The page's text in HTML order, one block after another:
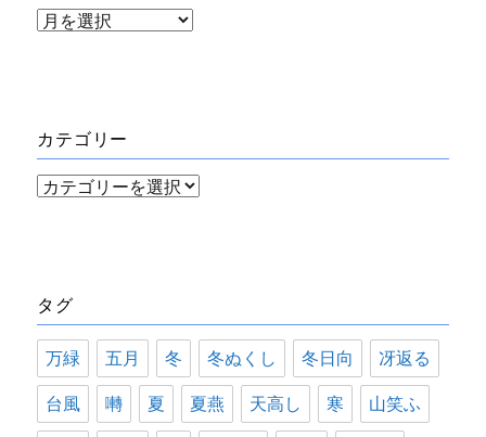
ア
ブ
カテゴリー
カ
ー
タグ
万緑 五月 冬 冬ぬくし 冬日向 冴返る
台風 囀 夏 夏燕 天高し 寒 山笑ふ